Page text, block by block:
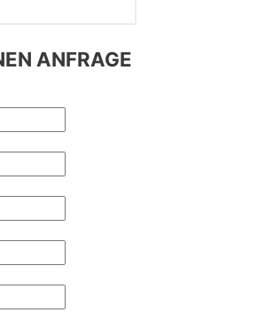
ANFRAGE​